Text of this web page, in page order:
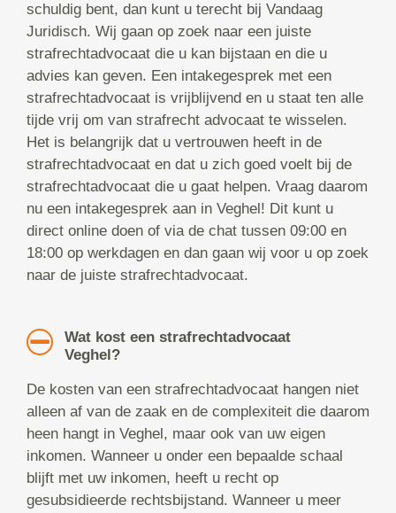
schuldig bent, dan kunt u terecht bij Vandaag
Juridisch. Wij gaan op zoek naar een juiste
strafrechtadvocaat die u kan bijstaan en die u
advies kan geven. Een intakegesprek met een
strafrechtadvocaat is vrijblijvend en u staat ten alle
tijde vrij om van strafrecht advocaat te wisselen.
Het is belangrijk dat u vertrouwen heeft in de
strafrechtadvocaat en dat u zich goed voelt bij de
strafrechtadvocaat die u gaat helpen. Vraag daarom
nu een intakegesprek aan in Veghel! Dit kunt u
direct online doen of via de chat tussen 09:00 en
18:00 op werkdagen en dan gaan wij voor u op zoek
naar de juiste strafrechtadvocaat.
Wat kost een strafrechtadvocaat
Veghel?
De kosten van een strafrechtadvocaat hangen niet
alleen af van de zaak en de complexiteit die daarom
heen hangt in Veghel, maar ook van uw eigen
inkomen. Wanneer u onder een bepaalde schaal
blijft met uw inkomen, heeft u recht op
gesubsidieerde rechtsbijstand. Wanneer u meer